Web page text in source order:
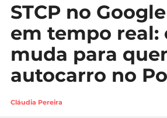
Carreira
Casa
Lifestyle
Sociedade
STCP no
em tempo real:
muda para
autocarro no
Cláudia Pereira